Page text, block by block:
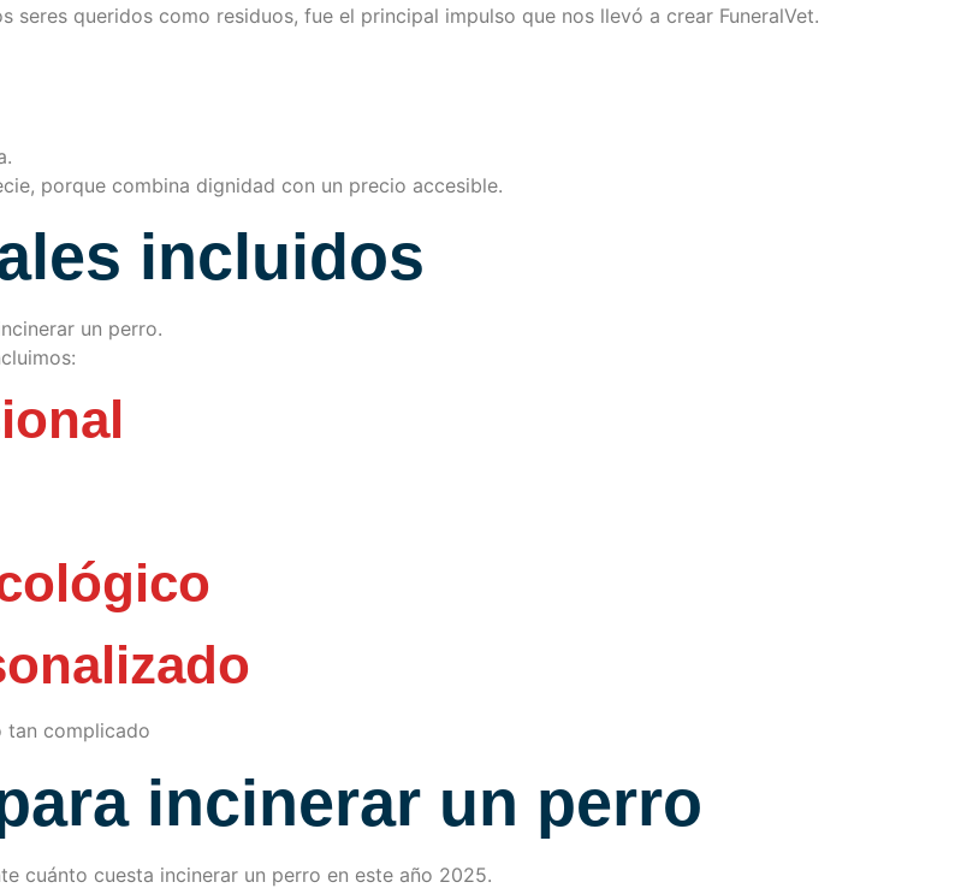
queridos como residuos, fue el principal impulso que nos llevó a crear FuneralVet.
porque combina dignidad con un precio accesible.
incluidos
un perro.
tan complicado
incinerar un perro
cuánto cuesta incinerar un perro en este año 2025.